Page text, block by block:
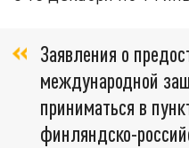
Заявления о
международной
приниматься в
финляндско-